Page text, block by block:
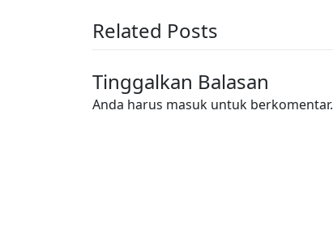
Related Posts
Tinggalkan Balasan
Anda harus masuk untuk berkomentar.